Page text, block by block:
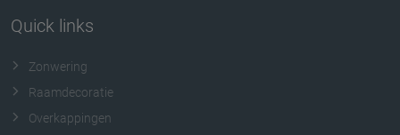
Quick links
Zonwering
Raamdecoratie
Overkappingen